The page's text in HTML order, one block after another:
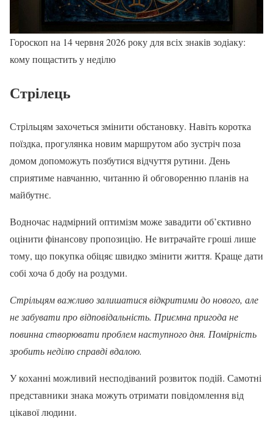
Гороскоп на 14 червня 2026 року для всіх знаків зодіаку:
кому пощастить у неділю
Стрілець
Стрільцям захочеться змінити обстановку. Навіть коротка
поїздка, прогулянка новим маршрутом або зустріч поза
домом допоможуть позбутися відчуття рутини. День
сприятиме навчанню, читанню й обговоренню планів на
майбутнє.
Водночас надмірний оптимізм може завадити об’єктивно
оцінити фінансову пропозицію. Не витрачайте гроші лише
тому, що покупка обіцяє швидко змінити життя. Краще дати
собі хоча б добу на роздуми.
Стрільцям важливо залишатися відкритими до нового, але
не забувати про відповідальність. Приємна пригода не
повинна створювати проблем наступного дня. Помірність
зробить неділю справді вдалою.
У коханні можливий несподіваний розвиток подій. Самотні
представники знака можуть отримати повідомлення від
цікавої людини.